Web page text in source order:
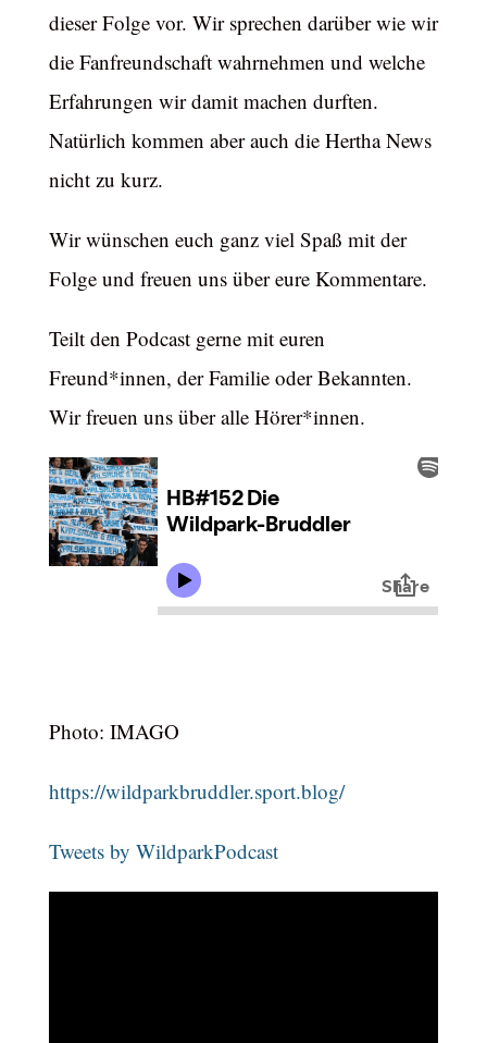
dieser Folge vor. Wir sprechen darüber wie wir
die Fanfreundschaft wahrnehmen und welche
Erfahrungen wir damit machen durften.
Natürlich kommen aber auch die Hertha News
nicht zu kurz.
Wir wünschen euch ganz viel Spaß mit der
Folge und freuen uns über eure Kommentare.
Teilt den Podcast gerne mit euren
Freund*innen, der Familie oder Bekannten.
Wir freuen uns über alle Hörer*innen.
Photo: IMAGO
https://wildparkbruddler.sport.blog/
Tweets by WildparkPodcast